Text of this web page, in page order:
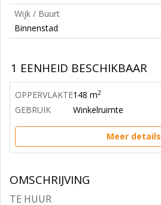
Wijk / Buurt
Binnenstad
1 EENHEID BESCHIKBAAR
OPPERVLAKTE148 m2
GEBRUIK Winkelruimte
Meer details
OMSCHRIJVING
TE HUUR